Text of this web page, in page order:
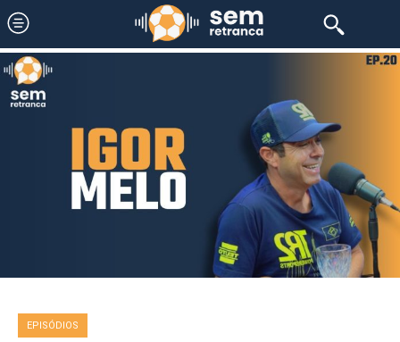
EPISÓDIOS